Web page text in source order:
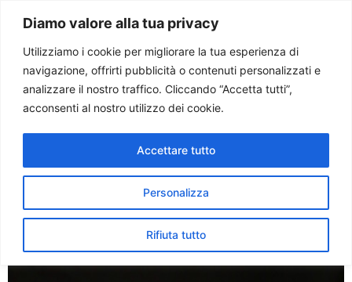
Diamo valore alla tua privacy
Utilizziamo i cookie per migliorare la tua esperienza di
navigazione, offrirti pubblicità o contenuti personalizzati e
analizzare il nostro traffico. Cliccando “Accetta tutti”,
acconsenti al nostro utilizzo dei cookie.
Personalizza
Rifiuta tutto
Accettare tutto
Paolo Ondarza
Tag:suora
2015 Anno Vita Consacrata.
Una presenza necessaria.
Testimonianza di una
clarissa